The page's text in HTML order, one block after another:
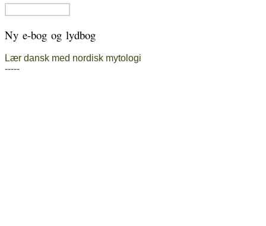
Ny e-bog og lydbog
Lær dansk med nordisk mytologi
-----